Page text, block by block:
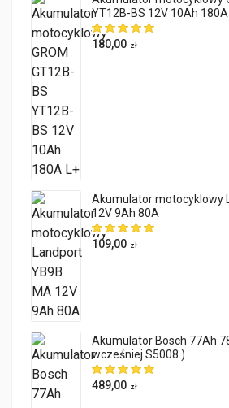
YT12B-BS 12V 10Ah
180,00 zł
Akumulator motocyklowy
12V 9Ah 80A
109,00 zł
Akumulator Bosch 77Ah
wcześniej S5008 )
489,00 zł